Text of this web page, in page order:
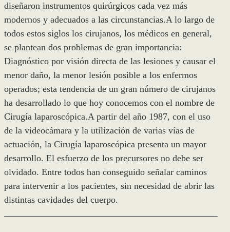
diseñaron instrumentos quirúrgicos cada vez más
modernos y adecuados a las circunstancias.A lo largo de
todos estos siglos los cirujanos, los médicos en general,
se plantean dos problemas de gran importancia:
Diagnóstico por visión directa de las lesiones y causar el
menor daño, la menor lesión posible a los enfermos
operados; esta tendencia de un gran número de cirujanos
ha desarrollado lo que hoy conocemos con el nombre de
Cirugía laparoscópica.A partir del año 1987, con el uso
de la videocámara y la utilización de varias vías de
actuación, la Cirugía laparoscópica presenta un mayor
desarrollo. El esfuerzo de los precursores no debe ser
olvidado. Entre todos han conseguido señalar caminos
para intervenir a los pacientes, sin necesidad de abrir las
distintas cavidades del cuerpo.